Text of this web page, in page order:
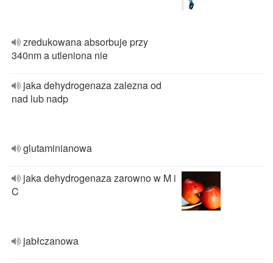
zredukowana absorbuje przy
340nm a utleniona nie
jaka dehydrogenaza zalezna od
nad lub nadp
glutaminianowa
jaka dehydrogenaza zarowno w M i
C
jabłczanowa